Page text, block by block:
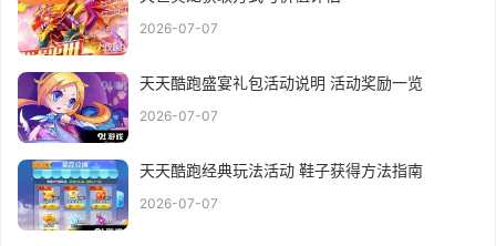
2026-07-07
天天酷跑盛宴礼包活动说明 活动奖励一览
2026-07-07
天天酷跑经典玩法活动 鞋子获得方法指南
2026-07-07